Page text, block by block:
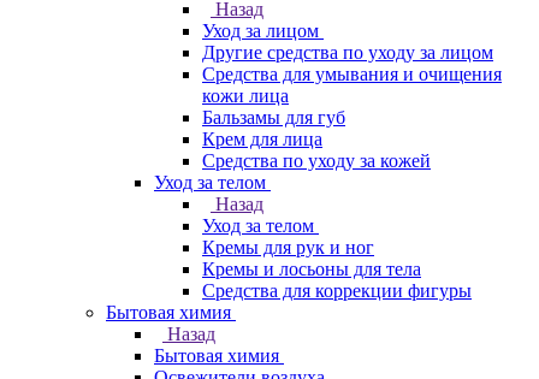
Назад
Уход за лицом
Другие средства по уходу за лицом
Средства для умывания и очищения
кожи лица
Бальзамы для губ
Крем для лица
Средства по уходу за кожей
Уход за телом
Назад
Уход за телом
Кремы для рук и ног
Кремы и лосьоны для тела
Средства для коррекции фигуры
Бытовая химия
Назад
Бытовая химия